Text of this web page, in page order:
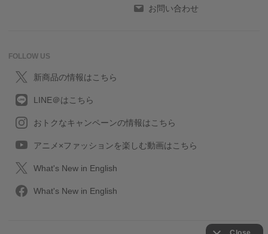
お問い合わせ
FOLLOW US
新商品の情報はこちら
LINE＠はこちら
おトクなキャンペーンの情報はこちら
アニメ×ファッションを楽しむ動画はこちら
What's New in English
What's New in English